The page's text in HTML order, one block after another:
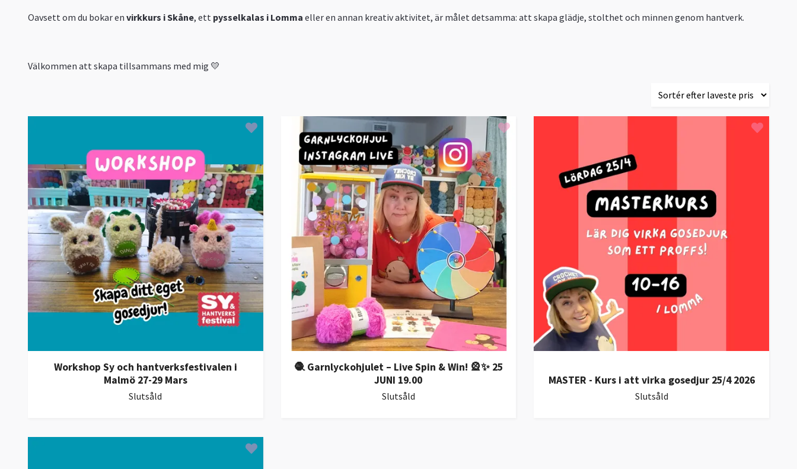
Oavsett om du bokar en virkkurs i Skåne, ett pysselkalas i Lomma eller en annan kreativ aktivitet, är målet detsamma: att skapa glädje, stolthet och minnen genom hantverk.
Välkommen att skapa tillsammans med mig 💛
Workshop Sy och hantverksfestivalen i
Malmö 27-29 Mars
Slutsåld
🧶 Garnlyckohjulet – Live Spin & Win! 🎡✨ 25
JUNI 19.00
Slutsåld
MASTER - Kurs i att virka gosedjur 25/4 2026
Slutsåld